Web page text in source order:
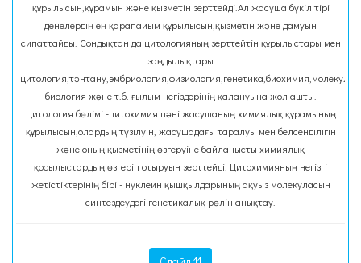
құрылысын,құрамын және қызметін зерттейді.Ал жасуша бүкіл тірі
денелердің ең қарапайым құрылысын,қызметін және дамуын
сипаттайды. Сондықтан да цитологияның зерттейтін құрылыстары мен
заңдылықтары
биология және т.б. ғылым негіздерінің қалануына жол ашты.
Цитология бөлімі -цитохимия пәні жасушаның химиялық құрамының
құрылысын,олардың түзілуін, жасушадағы таралуы мен белсенділігін
және оның қызметінің өзгеруіне байланысты химиялық
қосылыстардың өзгеріп отыруын зерттейді. Цитохимияның негізгі
жетістіктерінің бірі - нуклеин қышқылдарының ақуыз молекуласын
синтездеудегі генетикалық рөлін анықтау.